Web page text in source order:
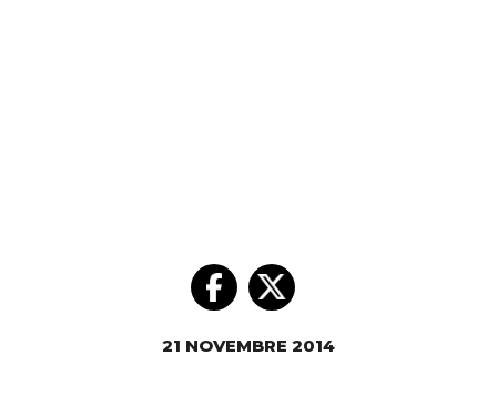
21 NOVEMBRE 2014